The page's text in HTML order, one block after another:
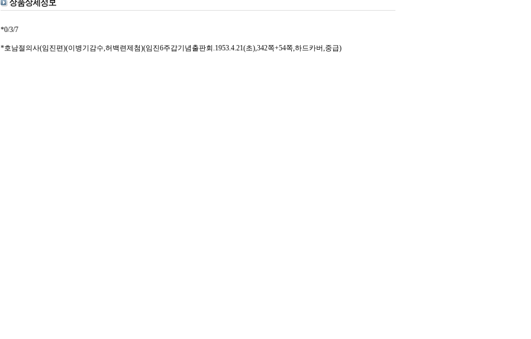
*0/3/7
*호남절의사(임진편)(이병기감수,허백련제첨)(임진6주갑기념출판회.1953.4.21(초),342쪽+54쪽,하드카버,중급)